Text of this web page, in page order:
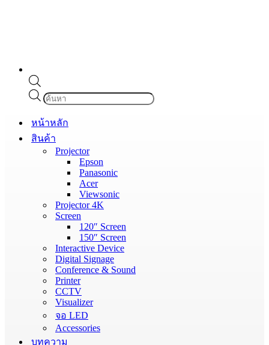
Products
search
หน้าหลัก
สินค้า
Projector
Epson
Panasonic
Acer
Viewsonic
Projector 4K
Screen
120″ Screen
150″ Screen
Interactive Device
Digital Signage
Conference & Sound
Printer
CCTV
Visualizer
จอ LED
Accessories
บทความ